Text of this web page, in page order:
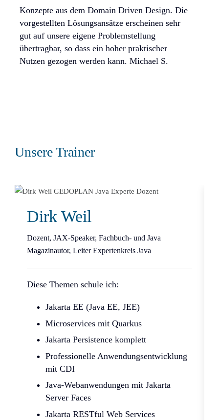
Konzepte aus dem Domain Driven Design. Die
vorgestellten Lösungsansätze erscheinen sehr
gut auf unsere eigene Problemstellung
übertragbar, so dass ein hoher praktischer
Nutzen gezogen werden kann. Michael S.
Unsere Trainer
Dirk Weil
Dozent, JAX-Speaker, Fachbuch- und Java
Magazinautor, Leiter Expertenkreis Java
Diese Themen schule ich:
Jakarta EE (Java EE, JEE)
Microservices mit Quarkus
Jakarta Persistence komplett
Professionelle Anwendungsentwicklung
mit CDI
Java-Webanwendungen mit Jakarta
Server Faces
Jakarta RESTful Web Services